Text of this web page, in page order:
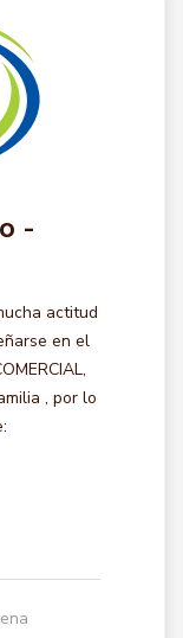
-
actitud
en el
, por lo